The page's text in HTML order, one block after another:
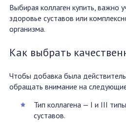
Выбирая коллаген купить, важно
здоровье суставов или
организма.
Как выбрать
Чтобы добавка была
обращать внимание на
Тип коллагена — I и III
суставов.